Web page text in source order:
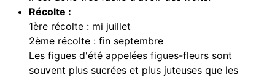
Récolte :
1ère récolte : mi juillet
2ème récolte : fin septembre
Les figues d'été appelées figues-fleurs sont
souvent plus sucrées et plus juteuses que les